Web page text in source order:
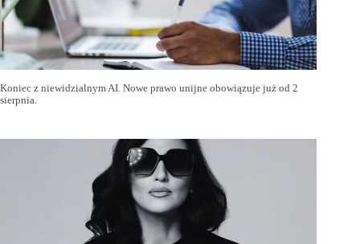
Koniec z niewidzialnym AI. Nowe prawo unijne obowiązuje już od 2
sierpnia.